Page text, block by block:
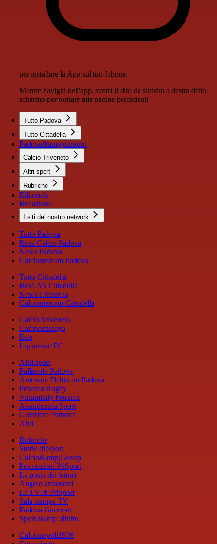
per installare la App sul tuo Iphone.
Mentre navighi nell'app, scorri il dito da sinistra a destra dello
schermo per tornare alle pagine precedenti
Tutto Padova
Tutto Cittadella
Padova&amp;dintorni
Calcio Triveneto
Altri sport
Rubriche
Editoriale
Redazione
I siti del nostro network
Tutto Padova
Rosa Calcio Padova
News Padova
Calciomercato Padova
Tutto Cittadella
Rosa AS Cittadella
News Cittadella
Calciomercato Cittadella
Calcio Triveneto
Campodarsego
Este
Luparense FC
Altri sport
Pallavolo Padova
Antenore Plebiscito Padova
Petrarca Rugby
Vinumitaly Petrarca
Assindustria Sport
Guerriero Petrarca
Altri
Rubriche
Storie di Sport
Calcio&amp;Gossip
Promozioni PdSport
La posta dei lettori
Angolo amarcord
La TV di PdSport
Sala stampa TV
Padova Gourmet
Sport &amp; diritto
Calcionapoli1926